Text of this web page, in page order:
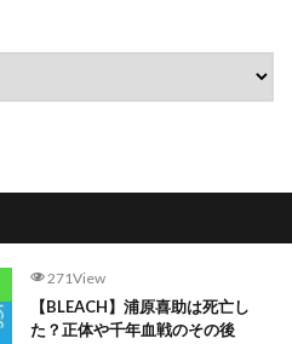
271View
【BLEACH】浦原喜助は死亡し
た？正体や千年血戦のその後